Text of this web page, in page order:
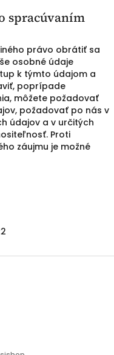
spracúvaním
právo obrátiť sa
osobné údaje
k týmto údajom a
poprípade
môžete požadovať
požadovať po nás v
údajov a v určitých
Proti
záujmu je možné